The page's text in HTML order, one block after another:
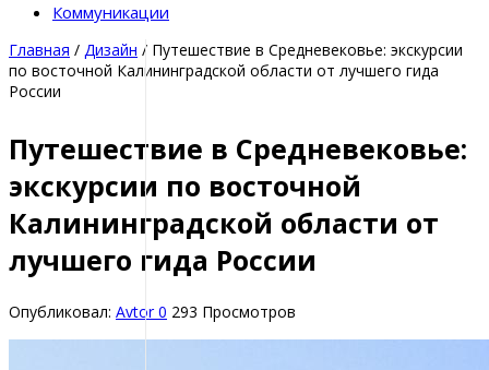
Коммуникации
Главная / Дизайн / Путешествие в Средневековье: экскурсии
по восточной Калининградской области от лучшего гида
России
Путешествие в Средневековье:
экскурсии по восточной
Калининградской области от
лучшего гида России
Опубликовал: Avtor0 293 Просмотров